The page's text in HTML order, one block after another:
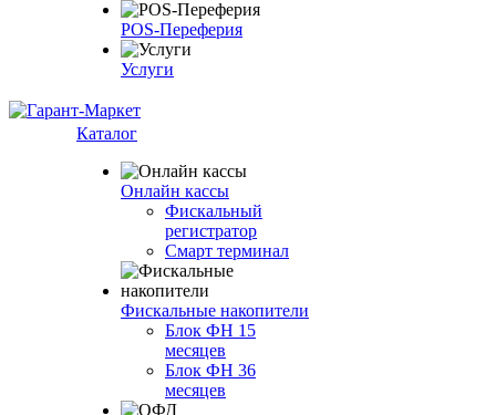
POS-Переферия
Услуги
Каталог
Онлайн кассы
Фискальный
регистратор
Смарт терминал
Фискальные накопители
Блок ФН 15
месяцев
Блок ФН 36
месяцев